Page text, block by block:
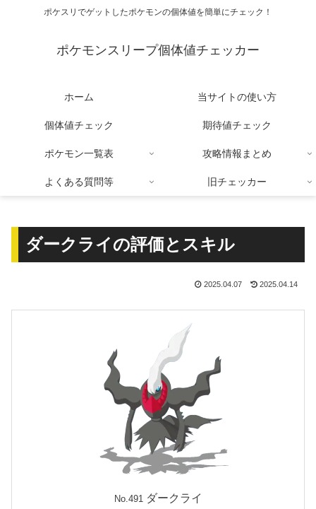
ポケスリでゲットしたポケモンの個体値を簡単にチェック！
ポケモンスリープ個体値チェッカー
ホーム 当サイトの使い方
個体値チェック 期待値チェック
ポケモン一覧表 攻略情報まとめ
よくある質問等 旧チェッカー
ダークライの評価とスキル
2025.04.07 2025.04.14
No.491 ダークライ